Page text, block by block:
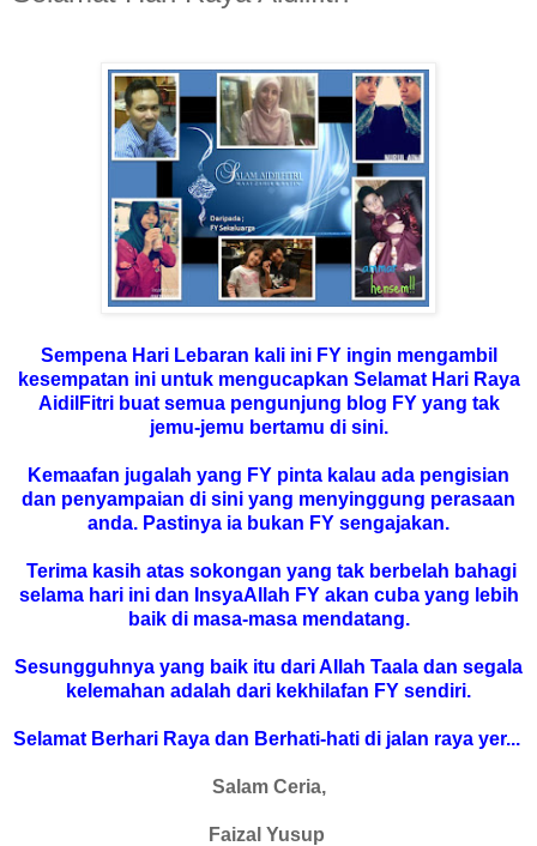
Sempena Hari Lebaran kali ini FY ingin mengambil
kesempatan ini untuk mengucapkan Selamat Hari Raya
AidilFitri buat semua pengunjung blog FY yang tak
jemu-jemu bertamu di sini.
Kemaafan jugalah yang FY pinta kalau ada pengisian
dan penyampaian di sini yang menyinggung perasaan
anda. Pastinya ia bukan FY sengajakan.
Terima kasih atas sokongan yang tak berbelah bahagi
selama hari ini dan InsyaAllah FY akan cuba yang lebih
baik di masa-masa mendatang.
Sesungguhnya yang baik itu dari Allah Taala dan segala
kelemahan adalah dari kekhilafan FY sendiri.
Selamat Berhari Raya dan Berhati-hati di jalan raya yer...
Salam Ceria,
Faizal Yusup